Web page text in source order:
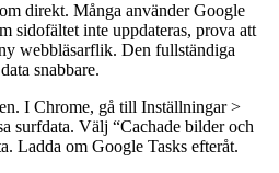
direkt. Många använder Google
sidofältet inte uppdateras, prova att
webbläsarflik. Den fullständiga
snabbare.
I Chrome, gå till Inställningar >
surfdata. Välj “Cachade bilder och
Ladda om Google Tasks efteråt.